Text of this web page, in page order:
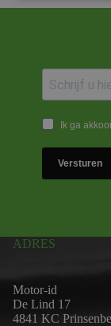
Ik ga
Versturen
ADRES
Motor-id
De Lind 17
4841 KC